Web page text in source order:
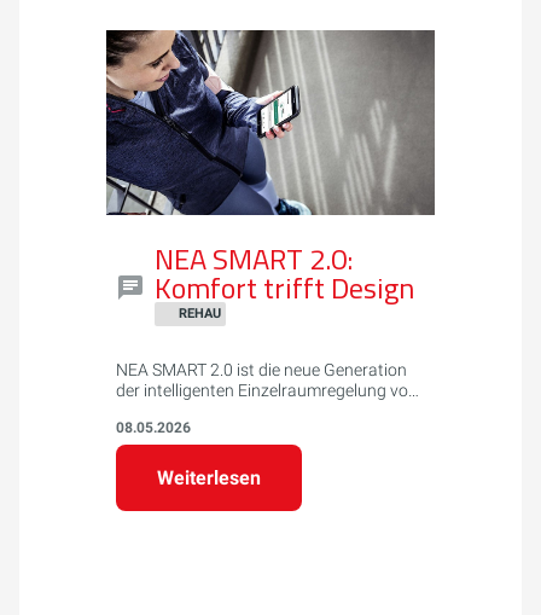
REHAU
NEA SMART 2.0:
Komfort trifft Design
NEA SMART 2.0 ist die neue Generation
der intelligenten Einzelraumregelung von
kühlungssysteme. Das System bietet
attraktives Design, einfache Montage
und Bedienung sowie smarte Funktionen
Energieeinsparung bis zu 20%.
08.05.2026
Weiterlesen